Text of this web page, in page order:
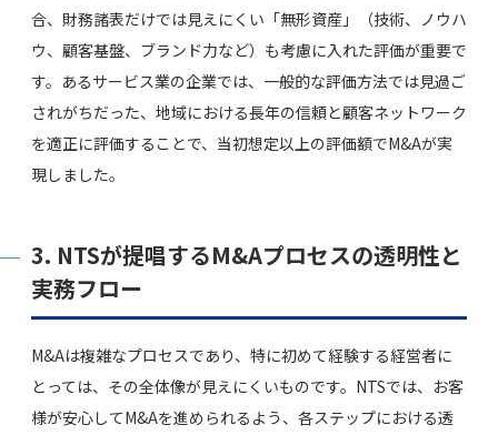
合、財務諸表だけでは見えにくい「無形資産」（技術、ノウハ
ウ、顧客基盤、ブランド力など）も考慮に入れた評価が重要で
す。あるサービス業の企業では、一般的な評価方法では見過ご
されがちだった、地域における長年の信頼と顧客ネットワーク
を適正に評価することで、当初想定以上の評価額でM&Aが実
現しました。
3. NTSが提唱するM&Aプロセスの透明性と
実務フロー
M&Aは複雑なプロセスであり、特に初めて経験する経営者に
とっては、その全体像が見えにくいものです。NTSでは、お客
様が安心してM&Aを進められるよう、各ステップにおける透